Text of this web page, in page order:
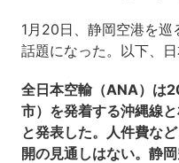
1月20日、静岡空港を
話題になった。以下、
全日本空輸（ANA）は
市）を発着する沖縄線
と発表した。人件費な
開の見通しはない。静